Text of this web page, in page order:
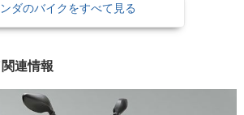
ダのバイクをすべて見る
連情報